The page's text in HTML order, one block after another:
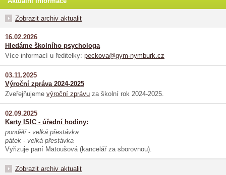
Zobrazit archiv aktualit
16.02.2026
Hledáme školního psychologa
Více informací u ředitelky: peckova@gym-nymburk.cz
03.11.2025
Výroční zpráva 2024-2025
Zveřejňujeme výroční zprávu za školní rok 2024-2025.
02.09.2025
Karty ISIC - úřední hodiny:
pondělí - velká přestávka
pátek - velká přestávka
Vyřizuje paní Matoušová (kancelář za sborovnou).
Zobrazit archiv aktualit